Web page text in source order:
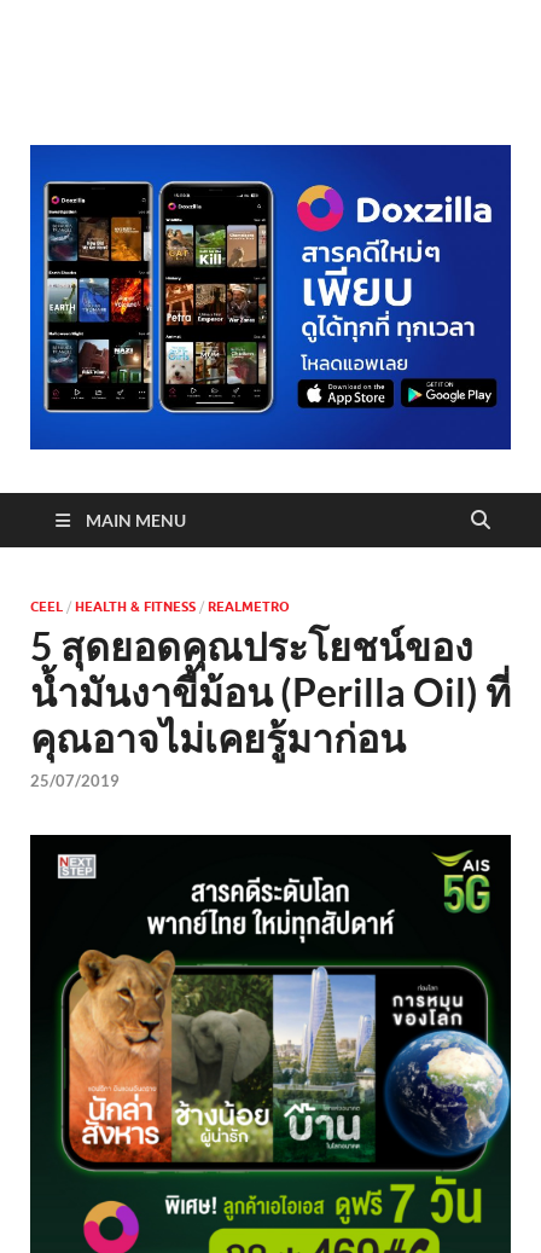
MAIN MENU
CEEL / HEALTH & FITNESS / REALMETRO
5 สุดยอดคุณประโยชน์ของ
น้ำมันงาขี้ม้อน (Perilla Oil) ที่
คุณอาจไม่เคยรู้มาก่อน
25/07/2019